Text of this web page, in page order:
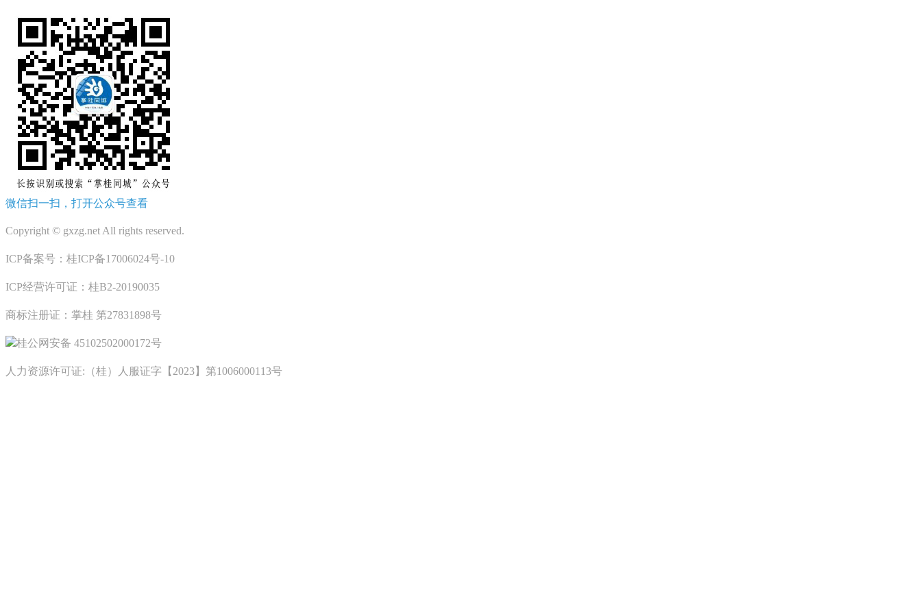
微信扫一扫，打开公众号查看
Copyright © gxzg.net All rights reserved.
ICP备案号：桂ICP备17006024号-10
ICP经营许可证：桂B2-20190035
商标注册证：掌桂 第27831898号
桂公网安备 45102502000172号
人力资源许可证:（桂）人服证字【2023】第1006000113号